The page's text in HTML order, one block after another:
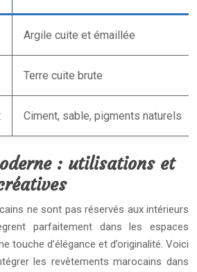
Argile cuite et émaillée
Terre cuite brute
Ciment, sable, pigments naturels
: utilisations et
ne sont pas réservés aux intérieurs
parfaitement dans les espaces
touche d’élégance et d’originalité. Voici
les revêtements marocains dans